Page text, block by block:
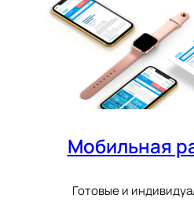
Мобильная
Готовые и